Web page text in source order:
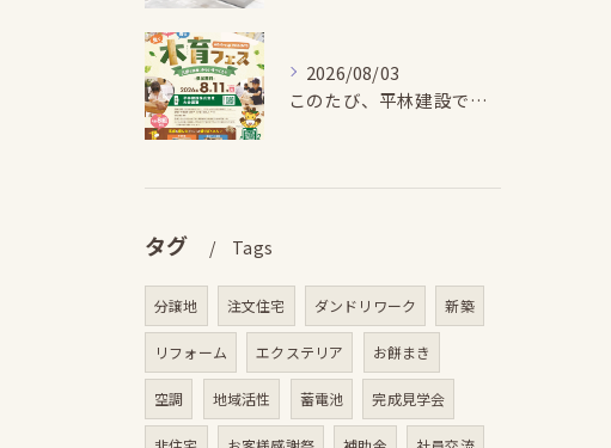
2026/08/03
このたび、平林建設では、お子さまが木とふれあい・木について学...
タグ Tags
分譲地 注文住宅 ダンドリワーク 新築
リフォーム エクステリア お餅まき
空調 地域活性 蓄電池 完成見学会